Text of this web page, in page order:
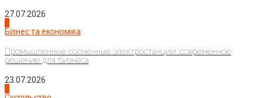
27.07.2026
Бізнес та економіка
Промышленные солнечные электростанции: современное
решение для бизнеса
23.07.2026